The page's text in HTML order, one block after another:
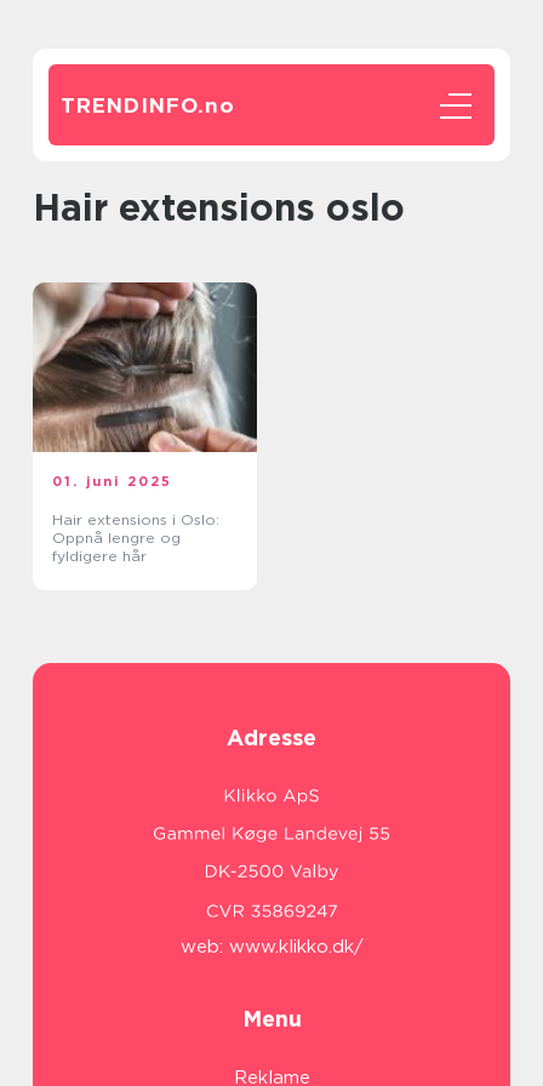
TRENDINFO.no
hair extensions oslo
01. juni 2025
Hair extensions i Oslo:
Oppnå lengre og
fyldigere hår
Adresse
web: www.klikko.dk/
Menu
Reklame